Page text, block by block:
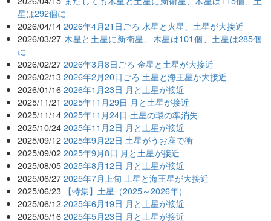
星は292個に
2026/04/14 2026年4月21日ごろ 水星と火星、土星が大接近
2026/03/27 木星と土星に新衛星、木星は101個、土星は285個
に
2026/02/27 2026年3月8日ごろ 金星と土星が大接近
2026/02/13 2026年2月20日ごろ 土星と海王星が大接近
2026/01/16 2026年1月23日 月と土星が接近
2025/11/21 2025年11月29日 月と土星が接近
2025/11/14 2025年11月24日 土星の環の準消失
2025/10/24 2025年11月2日 月と土星が接近
2025/09/12 2025年9月22日 土星がうお座で衝
2025/09/02 2025年9月8日 月と土星が接近
2025/08/05 2025年8月12日 月と土星が接近
2025/06/27 2025年7月上旬 土星と海王星が大接近
2025/06/23 【特集】土星（2025～2026年）
2025/06/12 2025年6月19日 月と土星が接近
2025/05/16 2025年5月23日 月と土星が接近